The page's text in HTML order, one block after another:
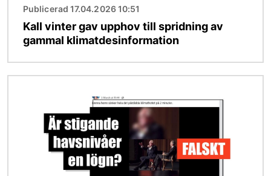
Publicerad 17.04.2026 10:51
Kall vinter gav upphov till spridning av
gammal klimatdesinformation